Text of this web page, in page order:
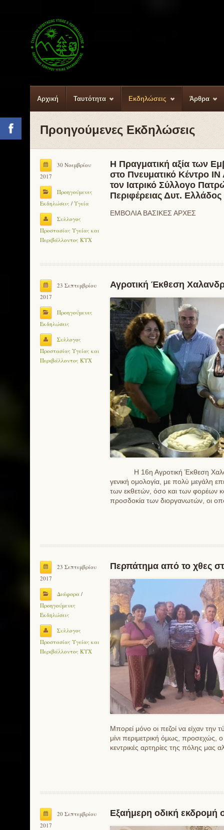
Αρχική Ταυτότητα Εκδηλώσεις Άρθρα
Προηγούμενες Εκδηλώσεις
30 Νοεμβρίου
2017
Προηγούμενες
Εκδηλώσεις / Υγεία
Συλλογος
Προστασίας Υγείας και
Περιβάλλοντος ΚΥΧ
Η Πραγματική αξία των
στο Πνευματικό Κέντρο
τον Ιατρικό Σύλλογο
Περιφέρειας Δυτ.
ΕΜΒΟΛΙΑ ΒΑΣΙΚΕΣ ΑΡΧΕΣ
23 Σεπτεμβρίου
2017
Προηγούμενες
Εκδηλώσεις
Συλλογος
Προστασίας Υγείας και
Περιβάλλοντος ΚΥΧ
Αγροτική Έκθεση
Η 16η Αγροτική Έκθεση
γενική ομολογία, με πολύ μεγάλη
των εκθετών, όσο και των φορέων
προσδοκία των διοργανωτών, οι
23 Σεπτεμβρίου
2017
Διάφορα /
Προηγούμενες
Εκδηλώσεις
Συλλογος
Προστασίας Υγείας και
Περιβάλλοντος ΚΥΧ
Περπάτημα από το χθες
Μπορεί μόνο οι πεζοί να είχαν
μίνι περιμετρική όμως, προσεχώς,
κεντρικές αρτηρίες της πόλης μας
20 Σεπτεμβρίου
2017
Εξαήμερη οδική εκδρομή
Facebook